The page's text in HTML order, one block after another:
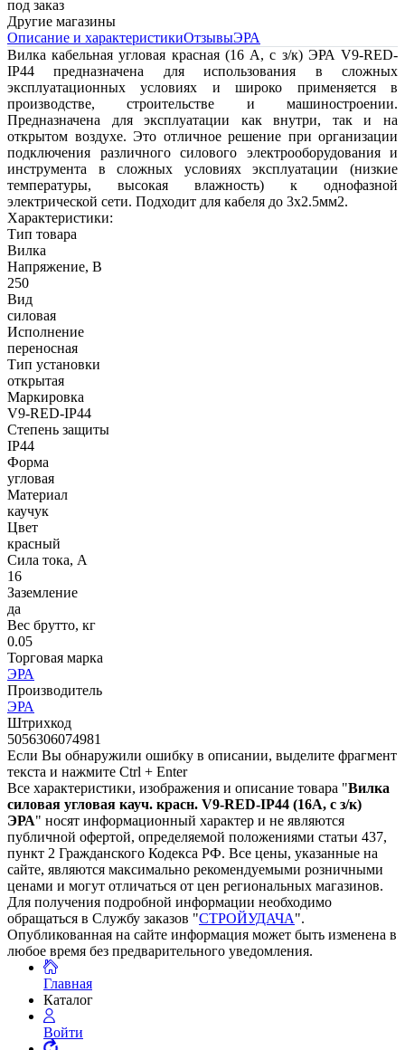
под заказ
Другие магазины
Описание и характеристикиОтзывыЭРА
Вилка кабельная угловая красная (16 А, с з/к) ЭРА V9-RED-
IP44 предназначена для использования в сложных
эксплуатационных условиях и широко применяется в
производстве, строительстве и машиностроении.
Предназначена для эксплуатации как внутри, так и на
открытом воздухе. Это отличное решение при организации
подключения различного силового электрооборудования и
инструмента в сложных условиях эксплуатации (низкие
температуры, высокая влажность) к однофазной
электрической сети. Подходит для кабеля до 3x2.5мм2.
Характеристики:
Тип товара
Вилка
Напряжение, В
250
Вид
силовая
Исполнение
переносная
Тип установки
открытая
Маркировка
V9-RED-IP44
Степень защиты
IP44
Форма
угловая
Материал
каучук
Цвет
красный
Сила тока, А
16
Заземление
да
Вес брутто, кг
0.05
Торговая марка
ЭРА
Производитель
ЭРА
Штрихкод
5056306074981
Если Вы обнаружили ошибку в описании, выделите фрагмент
текста и нажмите Ctrl + Enter
Все характеристики, изображения и описание товара "Вилка
силовая угловая кауч. красн. V9-RED-IP44 (16А, с з/к)
ЭРА" носят информационный характер и не являются
публичной офертой, определяемой положениями статьи 437,
пункт 2 Гражданского Кодекса РФ. Все цены, указанные на
сайте, являются максимально рекомендуемыми розничными
ценами и могут отличаться от цен региональных магазинов.
Для получения подробной информации необходимо
обращаться в Службу заказов "СТРОЙУДАЧА".
Опубликованная на сайте информация может быть изменена в
любое время без предварительного уведомления.
Главная
Каталог
Войти